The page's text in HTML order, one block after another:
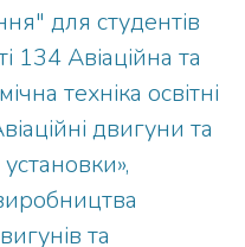
enterprises.
transport, and other
in human life.
рабочая программа
" Диагностика
ПТДБМ машин " для
133
-
программа
дорожные,
для студентів
134 Авіаційна та
техніка освітні
двигуни та
та